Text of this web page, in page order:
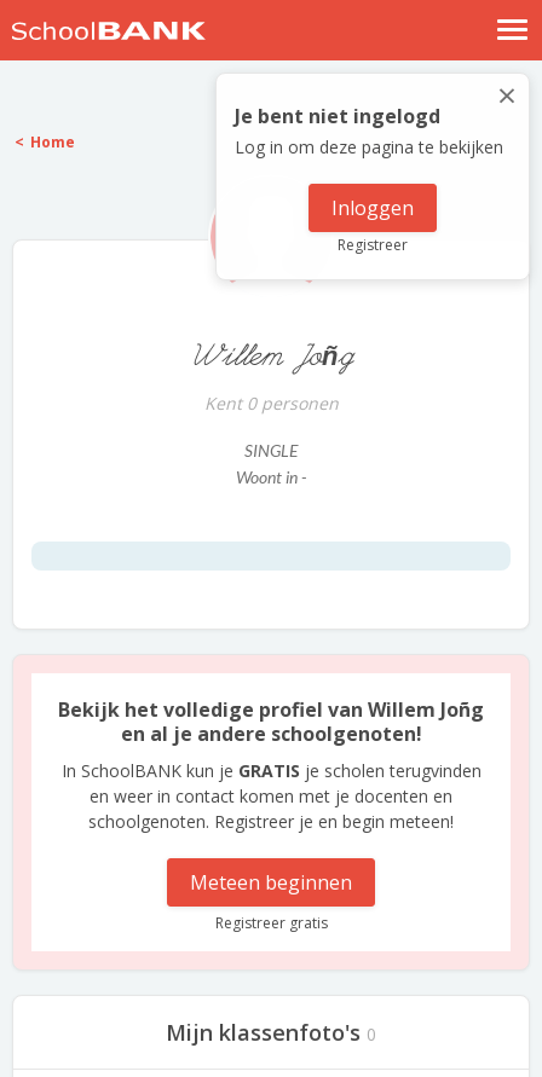
Nostalgische verhalen
Log in
Meld je gratis aan
×
Je bent niet ingelogd
Log in om deze pagina te bekijken
Inloggen
Registreer
Home
Willem Joñg
Kent 0 personen
SINGLE
Woont in -
Bekijk het volledige profiel van Willem Joñg
en al je andere schoolgenoten!
In SchoolBANK kun je GRATIS je scholen terugvinden
en weer in contact komen met je docenten en
schoolgenoten. Registreer je en begin meteen!
Meteen beginnen
Registreer gratis
Mijn klassenfoto's 0